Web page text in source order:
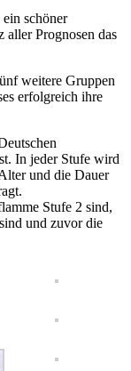
schöner
aller Prognosen das
weitere Gruppen
erfolgreich ihre
In jeder Stufe wird
und die Dauer
Stufe 2 sind,
und zuvor die